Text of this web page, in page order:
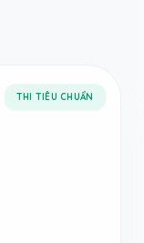
THI TIÊU CHUẨN